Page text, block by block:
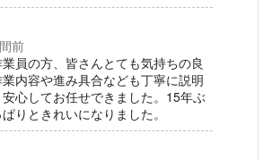
前
員の方、皆さんとても気持ちの良
内容や進み具合なども丁寧に説明
心してお任せできました。15年ぶ
りときれいになりました。